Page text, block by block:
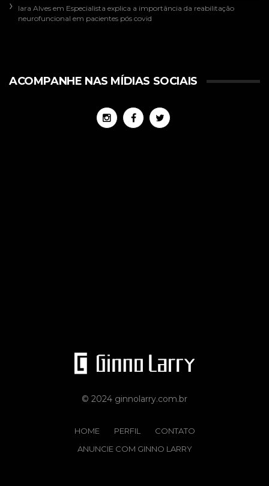
Iara Alves em Especialista explica a importância da reabilitação
neurofuncional em pacientes pós covid
ACOMPANHE NAS MÍDIAS SOCIAIS
© 2024 ginnolarry.com.br
HOME PERFIL
CONTATO
ANUNCIE COM GINNO LARRY